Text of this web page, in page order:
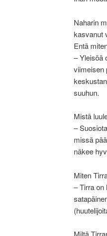
Naharin
kasvanut
Entä
– Yleisöä
viimeisen
suuhun.
Mistä
–
missä
näkee
Miten
– Tirra on
Miltä